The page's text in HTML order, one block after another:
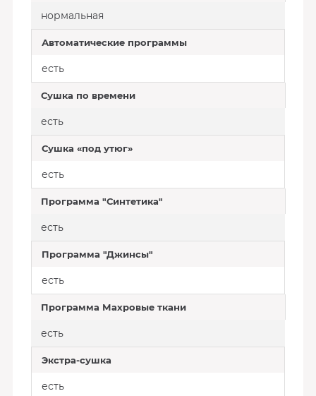
нормальная
Автоматические программы
есть
Сушка по времени
есть
Сушка «под утюг»
есть
Программа "Синтетика"
есть
Программа "Джинсы"
есть
Программа Махровые ткани
есть
Экстра-сушка
есть